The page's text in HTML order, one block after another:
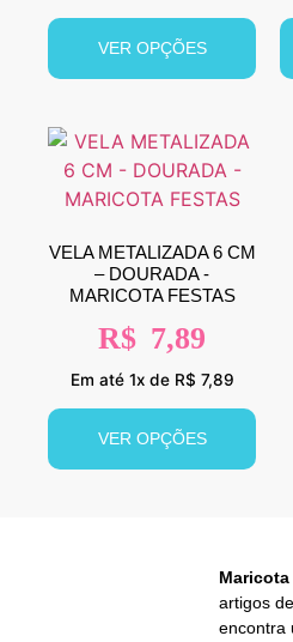
VER OPÇÕES
VELA METALIZADA 6 CM
– DOURADA -
MARICOTA FESTAS
R$ 7,89
Em até 1x de R$ 7,89
VER OPÇÕES
artigos
encontra